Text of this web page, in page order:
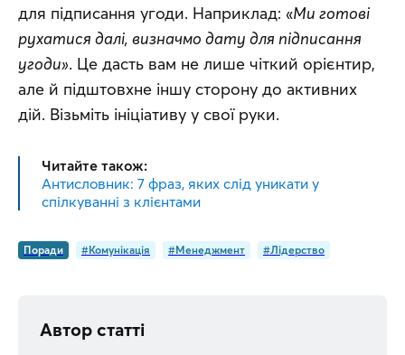
для підписання угоди. Наприклад: «Ми готові
рухатися далі, визначмо дату для підписання
угоди». Це дасть вам не лише чіткий орієнтир,
але й підштовхне іншу сторону до активних
дій. Візьміть ініціативу у свої руки.
Читайте також:
Антисловник: 7 фраз, яких слід уникати у
спілкуванні з клієнтами
Поради #Комунікація #Менеджмент #Лідерство
Автор статті